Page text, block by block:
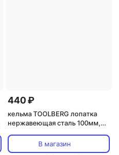
440 ₽
кельма TOOLBERG лопатка
нержавеющая сталь 100мм,
В магазин